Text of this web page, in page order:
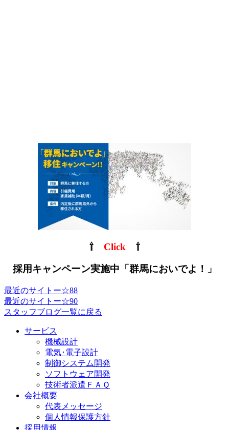
⇧ Click⇧
採用キャンペーン実施中「群馬においでよ！」
最近のサイトー☆88
最近のサイトー☆90
スタッフブログ一覧に戻る
サービス
機械設計
電気･電子設計
制御システム開発
ソフトウェア開発
技術者派遣ＦＡＱ
会社概要
代表メッセージ
個人情報保護方針
採用情報